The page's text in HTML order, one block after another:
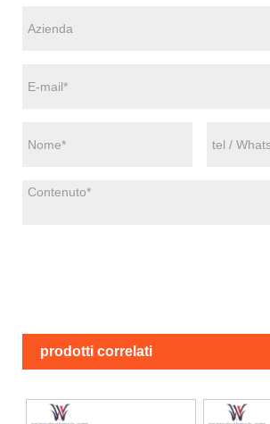
prodotti correlati